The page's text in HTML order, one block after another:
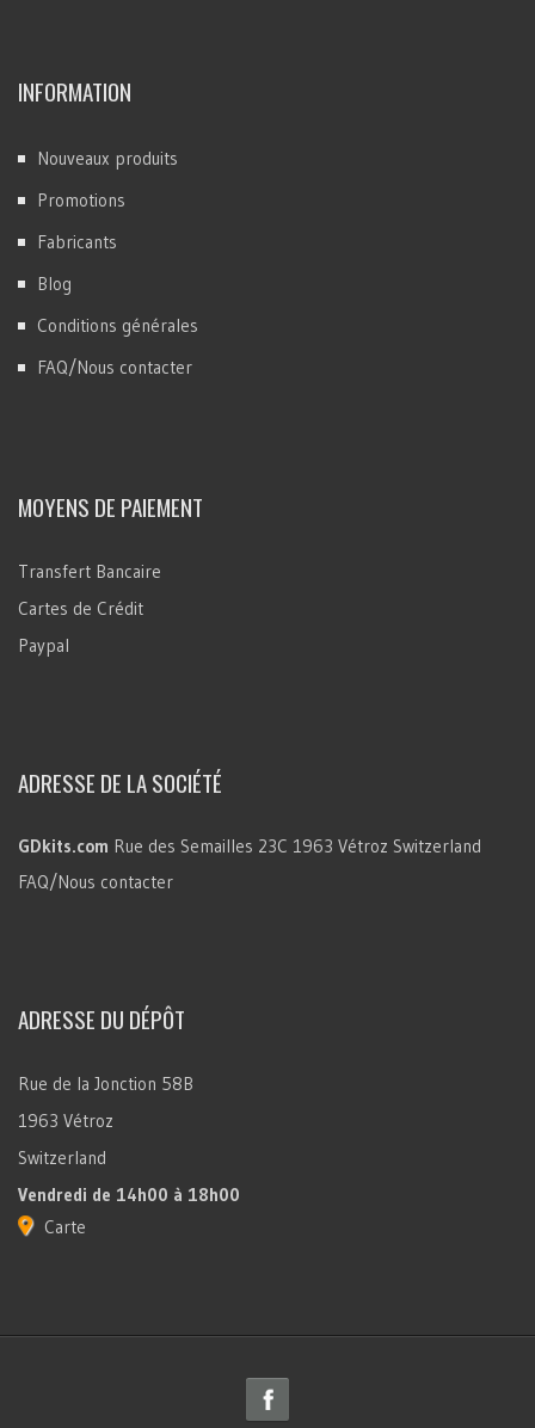
INFORMATION
Nouveaux produits
Promotions
Fabricants
Blog
Conditions générales
FAQ/Nous contacter
MOYENS DE PAIEMENT
Transfert Bancaire
Cartes de Crédit
Paypal
ADRESSE DE LA SOCIÉTÉ
GDkits.com Rue des Semailles 23C 1963 Vétroz Switzerland
FAQ/Nous contacter
ADRESSE DU DÉPÔT
Rue de la Jonction 58B
1963 Vétroz
Switzerland
Vendredi de 14h00 à 18h00
Carte